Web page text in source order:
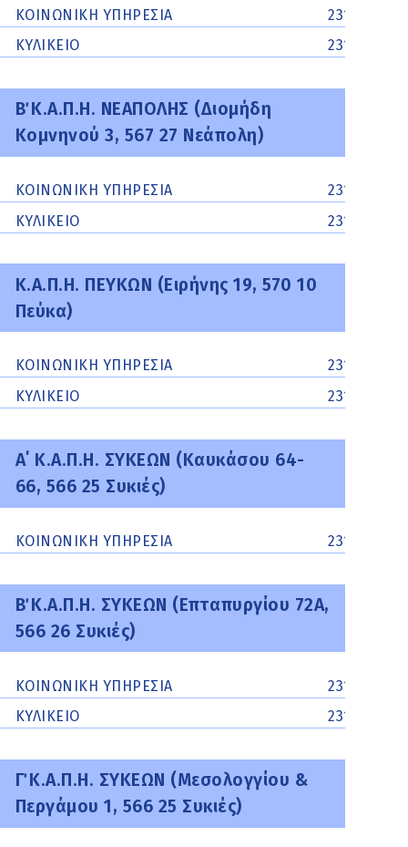
ΚΟΙΝΩΝΙΚΗ ΥΠΗΡΕΣΙΑ
2310614195
ΚΥΛΙΚΕΙΟ
2310614196
Β΄ Κ.Α.Π.Η. ΝΕΑΠΟΛΗΣ (Διομήδη
Κομνηνού 3, 567 27 Νεάπολη)
ΚΟΙΝΩΝΙΚΗ ΥΠΗΡΕΣΙΑ
2310510440
ΚΥΛΙΚΕΙΟ
2310513093
Κ.Α.Π.Η. ΠΕΥΚΩΝ (Ειρήνης 19, 570 10
Πεύκα)
ΚΟΙΝΩΝΙΚΗ ΥΠΗΡΕΣΙΑ
2313502206
ΚΥΛΙΚΕΙΟ
2313502224
A΄ Κ.Α.Π.Η. ΣΥΚΕΩΝ (Καυκάσου 64-
66, 566 25 Συκιές)
ΚΟΙΝΩΝΙΚΗ ΥΠΗΡΕΣΙΑ
Β΄ Κ.Α.Π.Η. ΣΥΚΕΩΝ (Επταπυργίου 72Α,
566 26 Συκιές)
ΚΟΙΝΩΝΙΚΗ ΥΠΗΡΕΣΙΑ
2310639619
ΚΥΛΙΚΕΙΟ
2310631605
Γ΄ Κ.Α.Π.Η. ΣΥΚΕΩΝ (Μεσολογγίου &
Περγάμου 1, 566 25 Συκιές)